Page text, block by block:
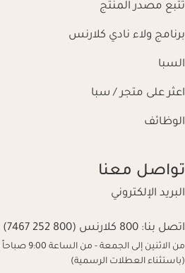
تتبع مصدر المنتج
برنامج ولاء نادي كلارنس
السبا
اعثر على متجر / سبا
الوظائف
تواصل معنا
البريد الإلكتروني
اتصل بنا: 800 كلارنس (800 252 7467)
من الاثنين إلى الجمعة - من الساعة 9:00 صباحاً حتى 6:00 مساءً
(باستثناء العطلات الرسمية)